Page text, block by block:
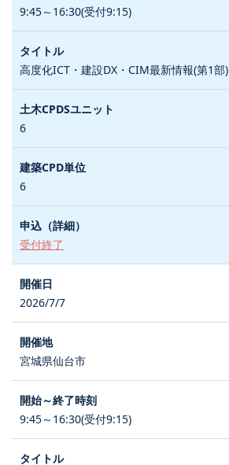
9:45～16:30(受付9:15)
高度化ICT・建設DX・CIM最新情報(第1部)
6
6
受付終了
2026/7/7
宮城県仙台市
9:45～16:30(受付9:15)